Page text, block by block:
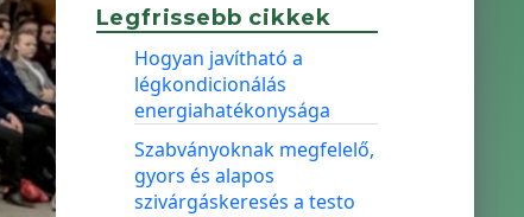
Legfrissebb cikkek
Hogyan javítható a
légkondicionálás
energiahatékonysága
Szabványoknak megfelelő,
gyors és alapos
szivárgáskeresés a testo